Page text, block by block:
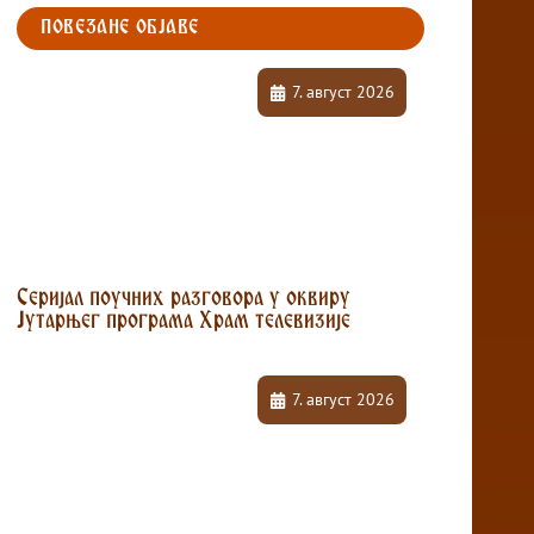
ПОВЕЗАНЕ ОБЈАВЕ
Серијал поучних разговора у оквиру
Јутарњег програма Храм телевизије
7. август 2026
7. август 2026